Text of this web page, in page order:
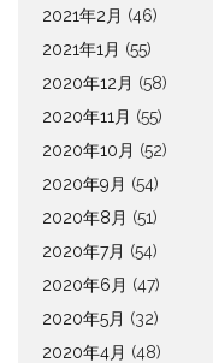
2021年2月 (46)
2021年1月 (55)
2020年12月 (58)
2020年11月 (55)
2020年10月 (52)
2020年9月 (54)
2020年8月 (51)
2020年7月 (54)
2020年6月 (47)
2020年5月 (32)
2020年4月 (48)